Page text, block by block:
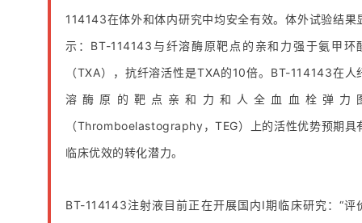
114143在体外和体内研究中均安全有效。体外试验结果
示：BT-114143与纤溶酶原靶点的亲和力强于氨甲环
（TXA），抗纤溶活性是TXA的10倍。BT-114143在人
溶酶原的靶点亲和力和人全血血栓弹力
（Thromboelastography，TEG）上的活性优势预期具
临床优效的转化潜力。
BT-114143注射液目前正在开展国内I期临床研究：“评